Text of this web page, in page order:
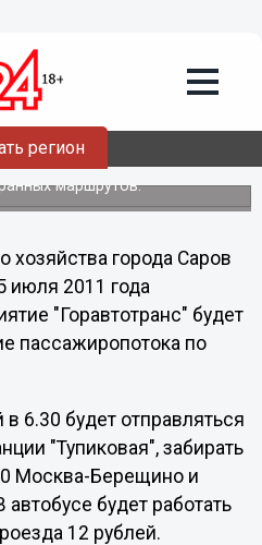
регион
изучат
начнется с 22 июля в
маршрутов.
хозяйства города Саров
июля 2011 года
"Горавтотранс" будет
пассажиропотока по
6.30 будет отправляться
"Тупиковая", забирать
Москва-Берещино и
будет работать
12 рублей.